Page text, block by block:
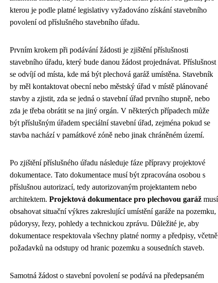
kterou je podle platné legislativy vyžadováno získání stavebního
povolení od příslušného stavebního úřadu.
Prvním krokem při podávání žádosti je zjištění příslušnosti
stavebního úřadu, který bude danou žádost projednávat. Příslušnost
se odvíjí od místa, kde má být plechová garáž umístěna. Stavebník
by měl kontaktovat obecní nebo městský úřad v místě plánované
stavby a zjistit, zda se jedná o stavební úřad prvního stupně, nebo
zda je třeba obrátit se na jiný orgán. V některých případech může
být příslušným úřadem speciální stavební úřad, zejména pokud se
stavba nachází v památkové zóně nebo jinak chráněném území.
Po zjištění příslušného úřadu následuje fáze přípravy projektové
dokumentace. Tato dokumentace musí být zpracována osobou s
příslušnou autorizací, tedy autorizovaným projektantem nebo
architektem. Projektová dokumentace pro plechovou garáž musí
obsahovat situační výkres zakreslující umístění garáže na pozemku,
půdorysy, řezy, pohledy a technickou zprávu. Důležité je, aby
dokumentace respektovala všechny platné normy a předpisy, včetně
požadavků na odstupy od hranic pozemku a sousedních staveb.
Samotná žádost o stavební povolení se podává na předepsaném